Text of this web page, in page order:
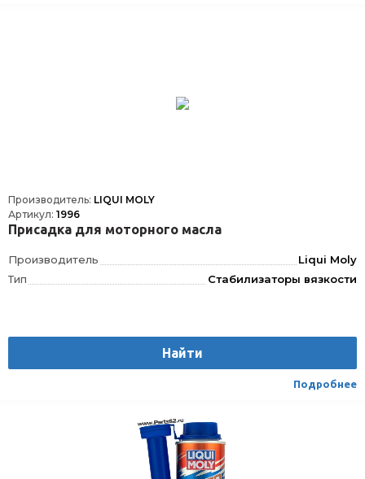
Производитель: LIQUI MOLY
Артикул: 1996
Присадка для моторного масла
Производитель
Liqui Moly
Тип
Стабилизаторы вязкости
Найти
Подробнее